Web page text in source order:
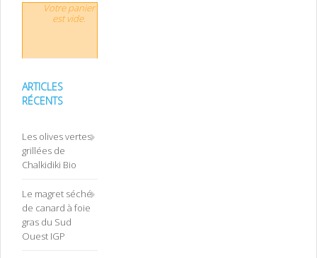
Votre panier
est vide.
ARTICLES
RÉCENTS
Les olives vertes
grillées de
Chalkidiki Bio
Le magret séché
de canard à foie
gras du Sud
Ouest IGP